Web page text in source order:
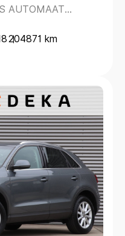
AUTOMAAT
204871 km